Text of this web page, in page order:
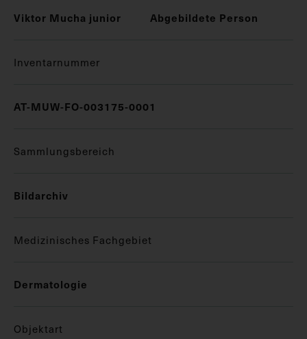
Viktor Mucha junior
Abgebildete Person
Inventarnummer
AT-MUW-FO-003175-0001
Sammlungsbereich
Bildarchiv
Medizinisches Fachgebiet
Dermatologie
Objektart